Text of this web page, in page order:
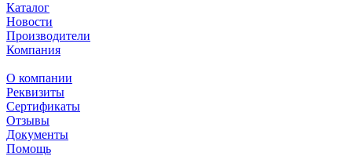
Каталог
Новости
Производители
Компания
О компании
Реквизиты
Сертификаты
Отзывы
Документы
Помощь